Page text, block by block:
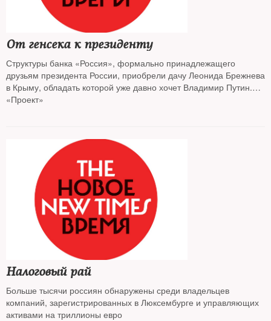
От генсека к президенту
Структуры банка «Россия», формально принадлежащего
друзьям президента России, приобрели дачу Леонида Брежнева
в Крыму, обладать которой уже давно хочет Владимир Путин.
Об этом в своем расследовании пишет
«Проект»
Налоговый рай
Больше тысячи россиян обнаружены среди владельцев
компаний, зарегистрированных в Люксембурге и управляющих
активами на триллионы евро